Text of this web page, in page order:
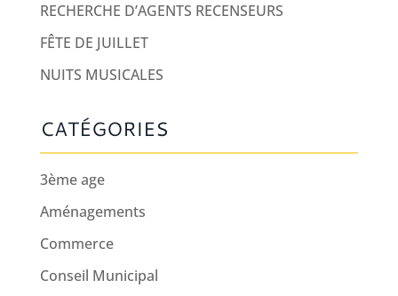
RECHERCHE D’AGENTS RECENSEURS
FÊTE DE JUILLET
NUITS MUSICALES
CATÉGORIES
3ème age
Aménagements
Commerce
Conseil Municipal